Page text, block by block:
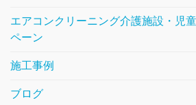
エアコンクリーニング介護施設・児
ペーン
施工事例
ブログ